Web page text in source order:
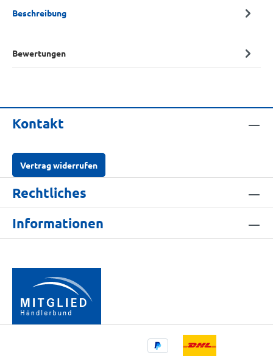
Beschreibung
Bewertungen
Kontakt
Vertrag widerrufen
Rechtliches
Informationen